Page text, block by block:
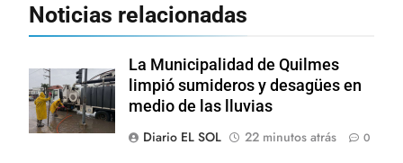
Noticias relacionadas
La Municipalidad de Quilmes
limpió sumideros y desagües en
medio de las lluvias
Diario EL SOL
22 minutos atrás 0